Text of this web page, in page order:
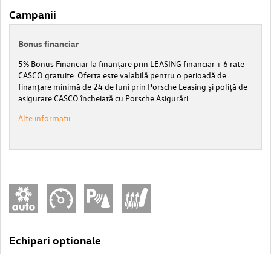
Campanii
Bonus financiar
5% Bonus Financiar la finanțare prin LEASING financiar + 6 rate
CASCO gratuite. Oferta este valabilă pentru o perioadă de
finanțare minimă de 24 de luni prin Porsche Leasing și poliță de
asigurare CASCO încheiată cu Porsche Asigurări.
Alte informatii
Echipari optionale